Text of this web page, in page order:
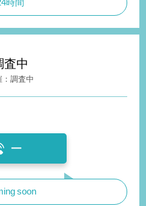
時間
査中
調査中
ー
soon